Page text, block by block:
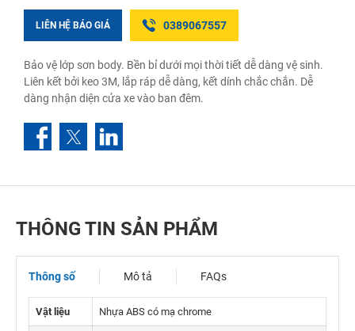
LIÊN HỆ BÁO GIÁ 0389067557
Bảo vệ lớp sơn body. Bền bỉ dưới mọi thời tiết dễ dàng vệ sinh.
Liên kết bởi keo 3M, lắp ráp dễ dàng, kết dính chắc chắn. Dễ
dàng nhận diện cửa xe vào ban đêm.
THÔNG TIN SẢN PHẨM
Thông số Mô tả FAQs
Vật liệu Nhựa ABS có mạ chrome